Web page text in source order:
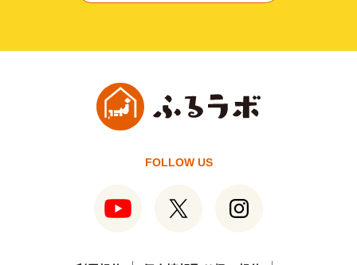
FOLLOW US